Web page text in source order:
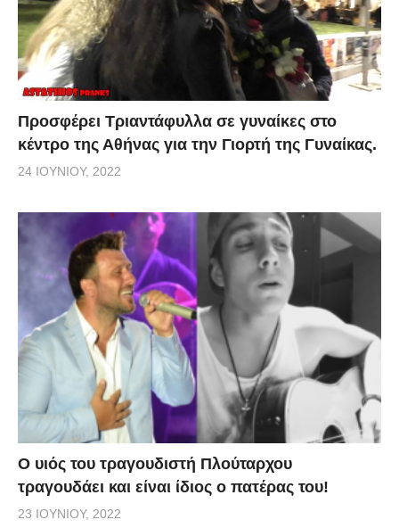
Προσφέρει Τριαντάφυλλα σε γυναίκες στο
κέντρο της Αθήνας για την Γιορτή της Γυναίκας.
24 ΙΟΥΝΊΟΥ, 2022
O υιός του τραγουδιστή Πλούταρχου
τραγουδάει και είναι ίδιος ο πατέρας του!
23 ΙΟΥΝΊΟΥ, 2022